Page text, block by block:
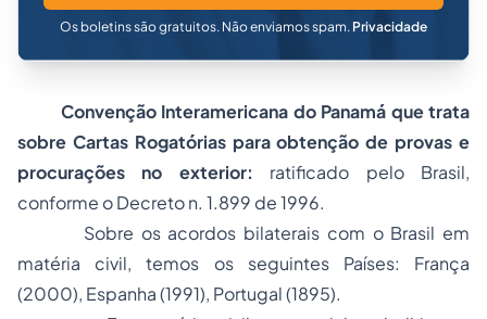
Os boletins são gratuitos. Não enviamos spam. Privacidade
Convenção Interamericana do Panamá que trata
sobre Cartas Rogatórias para obtenção de provas e
procurações no exterior: ratificado pelo Brasil,
conforme o Decreto n. 1.899 de 1996.
Sobre os acordos bilaterais com o Brasil em
matéria civil, temos os seguintes Países: França
(2000), Espanha (1991), Portugal (1895).